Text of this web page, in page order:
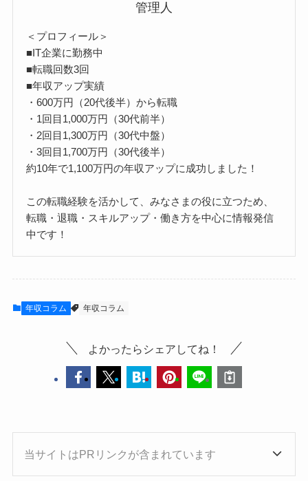
管理人
＜プロフィール＞
■IT企業に勤務中
■転職回数3回
■年収アップ実績
・600万円（20代後半）から転職
・1回目1,000万円（30代前半）
・2回目1,300万円（30代中盤）
・3回目1,700万円（30代後半）
約10年で1,100万円の年収アップに成功しました！
この転職経験を活かして、みなさまの役に立つため、
転職・退職・スキルアップ・働き方を中心に情報発信
中です！
年収コラム 年収コラム
よかったらシェアしてね！
当サイトはPRリンクが含まれています